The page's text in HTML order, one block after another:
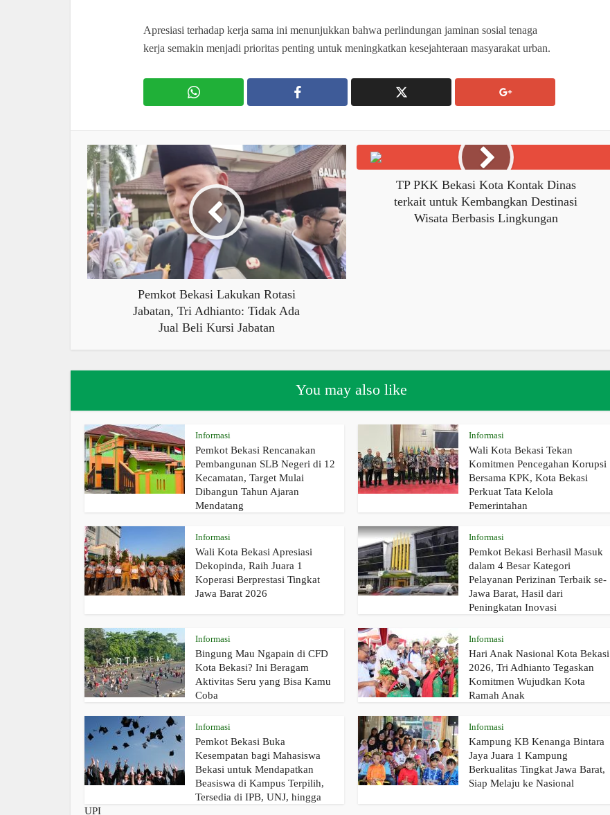
Apresiasi terhadap kerja sama ini menunjukkan bahwa perlindungan jaminan sosial tenaga
kerja semakin menjadi prioritas penting untuk meningkatkan kesejahteraan masyarakat urban.
Pemkot Bekasi Lakukan Rotasi
Jabatan, Tri Adhianto: Tidak Ada
Jual Beli Kursi Jabatan
TP PKK Bekasi Kota Kontak Dinas
terkait untuk Kembangkan Destinasi
Wisata Berbasis Lingkungan
You may also like
Informasi
Pemkot Bekasi Rencanakan
Pembangunan SLB Negeri di 12
Kecamatan, Target Mulai
Dibangun Tahun Ajaran
Mendatang
Informasi
Wali Kota Bekasi Tekan
Komitmen Pencegahan Korupsi
Bersama KPK, Kota Bekasi
Perkuat Tata Kelola
Pemerintahan
Informasi
Wali Kota Bekasi Apresiasi
Dekopinda, Raih Juara 1
Koperasi Berprestasi Tingkat
Jawa Barat 2026
Informasi
Pemkot Bekasi Berhasil Masuk
dalam 4 Besar Kategori
Pelayanan Perizinan Terbaik se-
Jawa Barat, Hasil dari
Peningkatan Inovasi
Informasi
Bingung Mau Ngapain di CFD
Kota Bekasi? Ini Beragam
Aktivitas Seru yang Bisa Kamu
Coba
Informasi
Hari Anak Nasional Kota Bekasi
2026, Tri Adhianto Tegaskan
Komitmen Wujudkan Kota
Ramah Anak
Informasi
Pemkot Bekasi Buka
Kesempatan bagi Mahasiswa
Bekasi untuk Mendapatkan
Beasiswa di Kampus Terpilih,
Tersedia di IPB, UNJ, hingga
UPI
Informasi
Kampung KB Kenanga Bintara
Jaya Juara 1 Kampung
Berkualitas Tingkat Jawa Barat,
Siap Melaju ke Nasional